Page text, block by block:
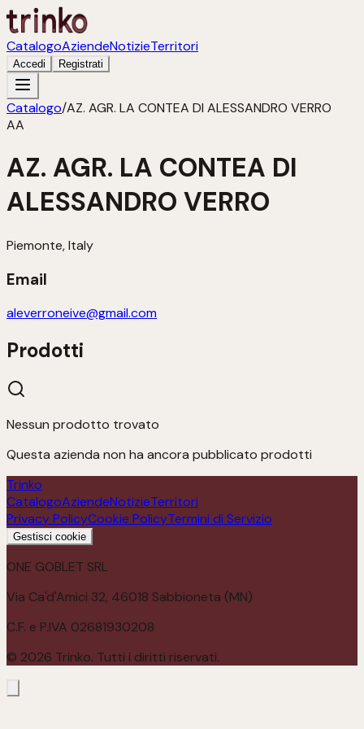
CatalogoAziendeNotizieTerritori
Accedi Registrati
Catalogo/AZ. AGR. LA CONTEA DI ALESSANDRO VERRO
AA
AZ. AGR. LA CONTEA DI
ALESSANDRO VERRO
Piemonte, Italy
Email
aleverroneive@gmail.com
Prodotti
Nessun prodotto trovato
Questa azienda non ha ancora pubblicato prodotti
Trinko
CatalogoAziendeNotizieTerritori
Privacy PolicyCookie PolicyTermini di Servizio
Gestisci cookie
ONE GOBLET SRL
Via Ca'd'Amici 32, 46018 Sabbioneta (MN)
C.F. e P.IVA 02681930208
© 2026 Trinko. Tutti i diritti riservati.